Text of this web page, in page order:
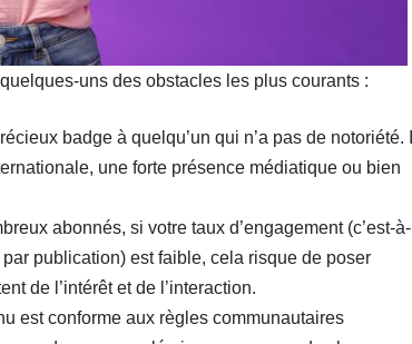
uns des obstacles les plus courants :
badge à quelqu’un qui n’a pas de notoriété. Il
une forte présence médiatique ou bien
abonnés, si votre taux d’engagement (c’est-à-
publication) est faible, cela risque de poser
de l’intérêt et de l’interaction.
est conforme aux règles communautaires